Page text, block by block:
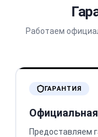
Работаем
ГАРАНТИЯ
Предоставляем